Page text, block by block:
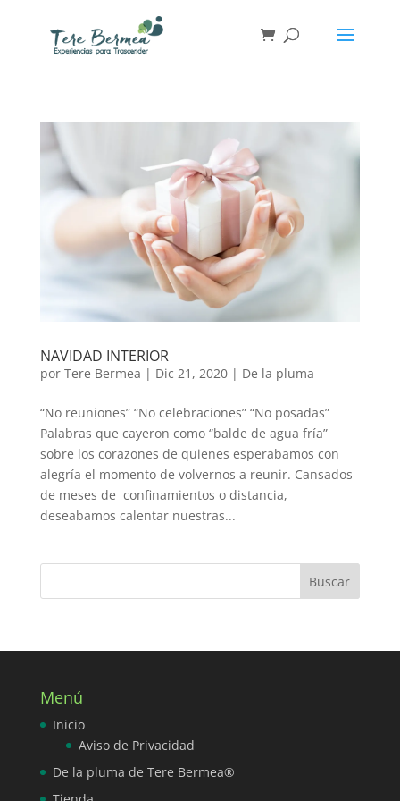
NAVIDAD INTERIOR
por Tere Bermea | Dic 21, 2020| De la pluma
“No reuniones” “No celebraciones” “No posadas”
Palabras que cayeron como “balde de agua fría”
sobre los corazones de quienes esperabamos con
alegría el momento de volvernos a reunir. Cansados
de meses de confinamientos o distancia,
deseabamos calentar nuestras...
Menú
Inicio
Aviso de Privacidad
De la pluma de Tere Bermea®